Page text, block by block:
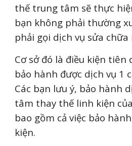
thế trung tâm sẽ thực
bạn không phải thường
phải gọi dịch vụ sửa
Cơ sở đó là điều kiện tiên
bảo hành được dịch vụ 1
Các bạn lưu ý, bảo hành
tâm thay thế linh kiện
bao gồm cả việc bảo
kiện.